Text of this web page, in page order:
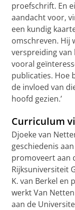
proefschrift. En
aandacht voor,
een kundig
omschreven. Hij
verspreiding van
vooral
publicaties. Hoe
de invloed van
hoofd gezien.’
Curriculum
Djoeke van
geschiedenis
promoveert aan
Rijksuniversiteit
K. van Berkel en
werkt Van
aan de